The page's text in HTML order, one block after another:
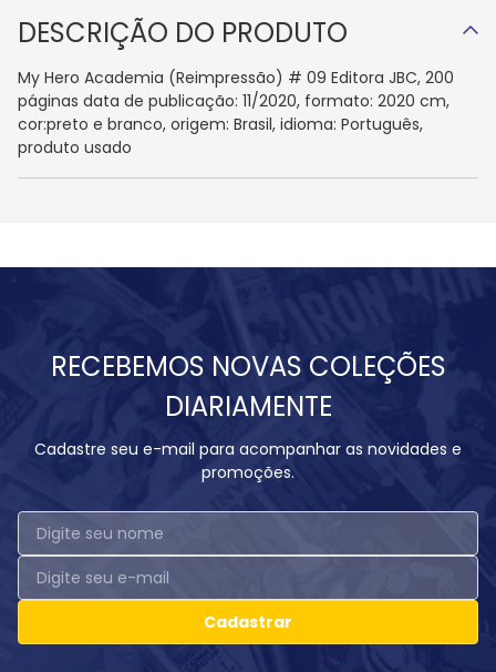
DESCRIÇÃO DO PRODUTO
My Hero Academia (Reimpressão) # 09 Editora JBC, 200
páginas data de publicação: 11/2020, formato: 2020 cm,
cor:preto e branco, origem: Brasil, idioma: Português,
produto usado
RECEBEMOS NOVAS COLEÇÕES
DIARIAMENTE
Cadastre seu e-mail para acompanhar as novidades e
promoções.
Cadastrar